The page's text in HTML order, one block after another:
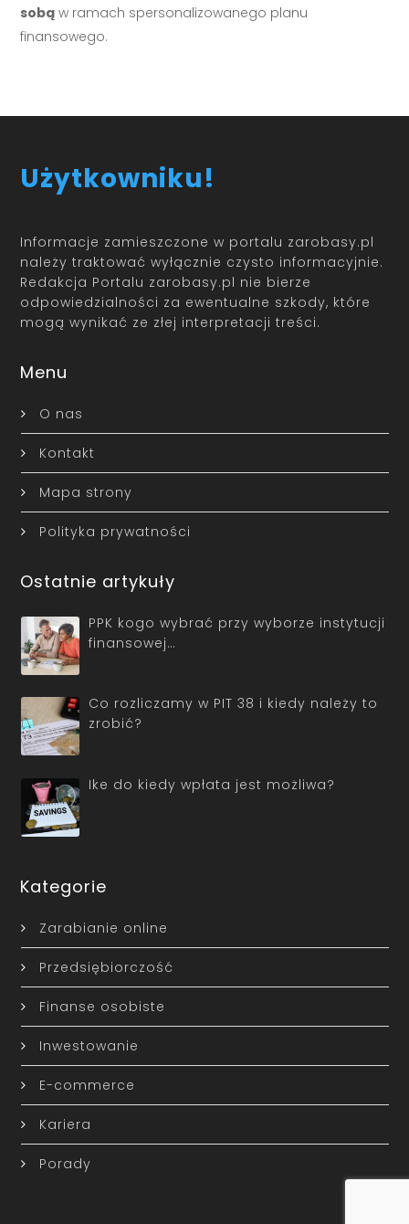
sobą w ramach spersonalizowanego planu
finansowego.
Użytkowniku!
Informacje zamieszczone w portalu zarobasy.pl
należy traktować wyłącznie czysto informacyjnie.
Redakcja Portalu zarobasy.pl nie bierze
odpowiedzialności za ewentualne szkody, które
mogą wynikać ze złej interpretacji treści.
Menu
O nas
Kontakt
Mapa strony
Polityka prywatności
Ostatnie artykuły
PPK kogo wybrać przy wyborze instytucji
finansowej…
Co rozliczamy w PIT 38 i kiedy należy to
zrobić?
Ike do kiedy wpłata jest możliwa?
Kategorie
Zarabianie online
Przedsiębiorczość
Finanse osobiste
Inwestowanie
E-commerce
Kariera
Porady